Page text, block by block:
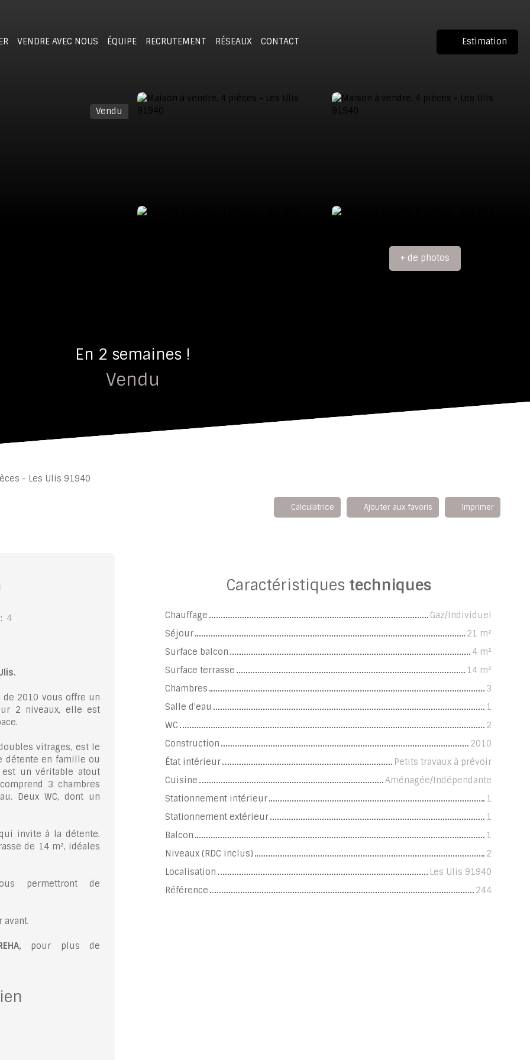
VENDRE AVEC NOUS ÉQUIPE RECRUTEMENT RÉSEAUX CONTACT Estimation
Vendu
+ de photos
En 2 semaines !
Vendu
- Les Ulis 91940
Calculatrice Ajouter aux favoris Imprimer
4
2010 vous offre un
2 niveaux, elle est
vitrages, est le
détente en famille ou
est un véritable atout
3 chambres
Deux WC, dont un
invite à la détente.
de 14 m², idéales
permettront de
avant.
pour plus de
Caractéristiques techniques
Chauffage
Gaz/Individuel
Séjour
21 m²
Surface balcon
4 m²
Surface terrasse
14 m²
Chambres
3
Salle d'eau
1
WC
2
Construction
2010
État intérieur
Petits travaux à prévoir
Cuisine
Aménagée/Indépendante
Stationnement intérieur
1
Stationnement extérieur
1
Balcon
1
Niveaux (RDC inclus)
2
Localisation
Les Ulis 91940
Référence
244